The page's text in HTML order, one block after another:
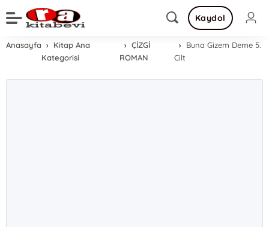
Kaydol
Anasayfa
Kitap Ana
Kategorisi
ÇİZGİ
ROMAN
Buna Gizem Deme 5.
Cilt